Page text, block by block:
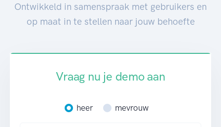
Ontwikkeld in samenspraak met gebruikers en
op maat in te stellen naar jouw behoefte
Vraag nu je demo aan
heer mevrouw